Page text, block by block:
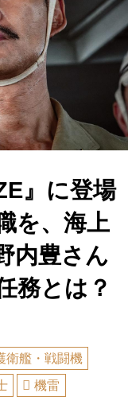
』に登場
を、海上
内豊さん
務とは？
衛艦・戦闘機
機雷